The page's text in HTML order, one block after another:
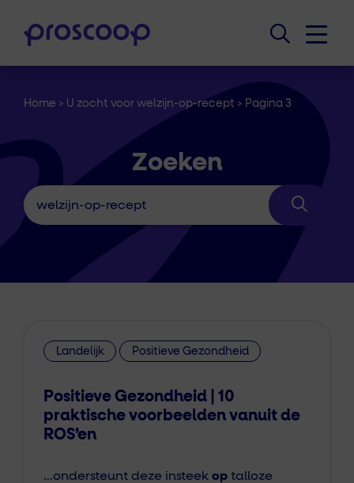
Home > U zocht voor welzijn-op-recept > Pagina 3
Zoeken
Landelijk Positieve Gezondheid
Positieve Gezondheid | 10
praktische voorbeelden vanuit de
ROS’en
…ondersteunt deze insteek op talloze